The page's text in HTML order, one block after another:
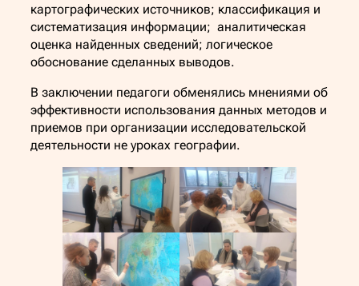
картографических источников; классификация и
систематизация информации; аналитическая
оценка найденных сведений; логическое
обоснование сделанных выводов.
В заключении педагоги обменялись мнениями об
эффективности использования данных методов и
приемов при организации исследовательской
деятельности не уроках географии.